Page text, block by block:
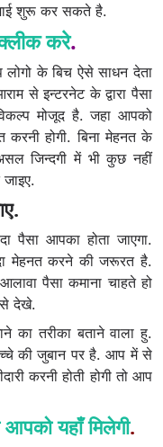
शुरू कर सकते है.
करे.
के बिच ऐसे साधन देता
से इन्टरनेट के द्वारा पैसा
मोजूद है. जहा आपको
होगी. बिना मेहनत के
जिन्दगी में भी कुछ नहीं
पैसा आपका होता जाएगा.
मेहनत करने की जरूरत है.
पैसा कमाना चाहते हो
से देखे.
तरीका बताने वाला हु.
की जुबान पर है. आप में से
करनी होती होगी तो आप
यहाँ मिलेगी.